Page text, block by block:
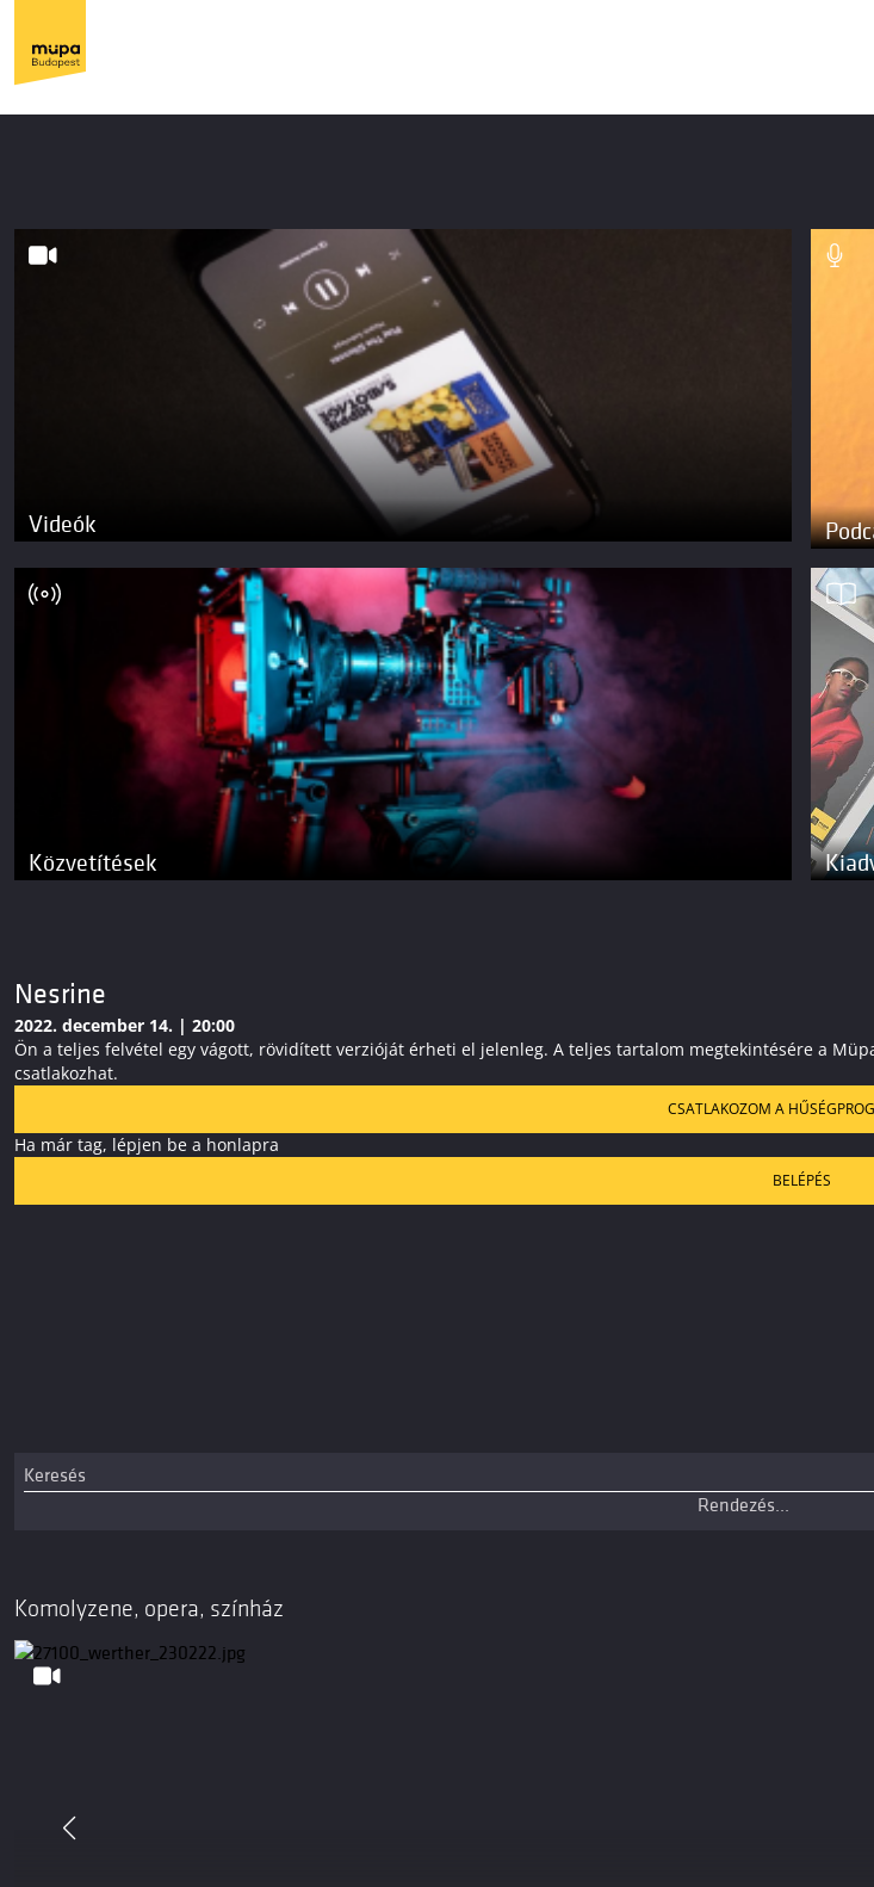
Videók
Közvetítések
Nesrine
2022. december 14. | 20:00
Ön a teljes felvétel egy vágott, rövidített verzióját érheti el jelenleg. A teljes tartalom megtekintésére a
csatlakozhat.
CSATLAKOZOM A
Ha már tag, lépjen be a honlapra
BELÉPÉS
Komolyzene, opera, színház